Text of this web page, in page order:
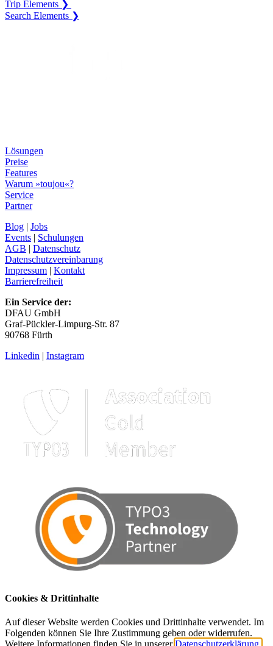
Trip Elements ❯
Search Elements ❯
Lösungen
Preise
Features
Warum »toujou«?
Service
Partner
Blog | Jobs
Events | Schulungen
AGB | Datenschutz
Datenschutzvereinbarung
Impressum | Kontakt
Barrierefreiheit
Ein Service der:
DFAU GmbH
Graf-Pückler-Limpurg-Str. 87
90768 Fürth
Linkedin | Instagram
Cookies & Drittinhalte
Auf dieser Website werden Cookies und Drittinhalte verwendet. Im
Folgenden können Sie Ihre Zustimmung geben oder widerrufen.
Weitere Informationen finden Sie in unsererDatenschutzerklärung.